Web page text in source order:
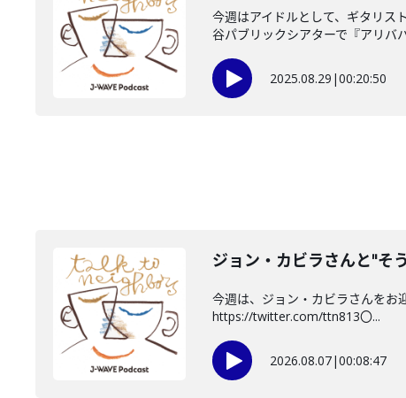
今週はアイドルとして、ギタリス
谷パブリックシアターで『アリバ
2025.08.29 |00:20:50
ジョン・カビラさんと"そ
今週は、ジョン・カビラさんをお
https://twitter.com/ttn813〇...
2026.08.07|00:08:47